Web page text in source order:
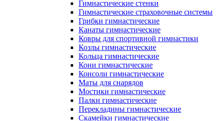
Гимнастические стенки
Гимнастические страховочные системы
Грибки гимнастические
Канаты гимнастические
Ковры для спортивной гимнастики
Козлы гимнастические
Кольца гимнастические
Кони гимнастические
Консоли гимнастические
Маты для снарядов
Мостики гимнастические
Палки гимнастические
Перекладины гимнастические
Скамейки гимнастические